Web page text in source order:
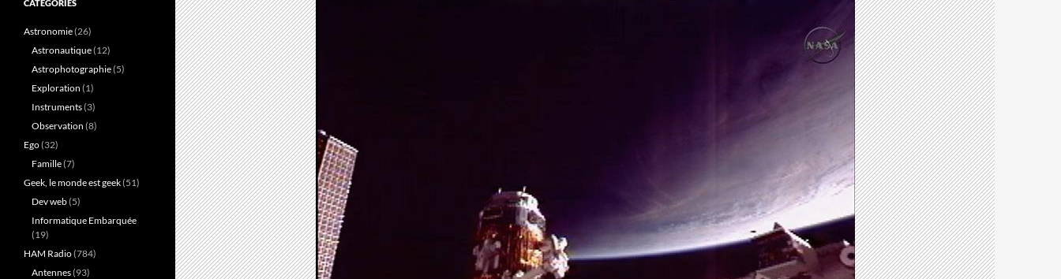
CATÉGORIES
Astronomie(26)
Astronautique(12)
Astrophotographie(5)
Exploration (1)
Instruments(3)
Observation (8)
Ego(32)
Famille(7)
Geek, le monde est geek(51)
Dev web(5)
Informatique Embarquée
(19)
HAM Radio(784)
Antennes(93)